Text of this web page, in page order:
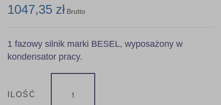
1047,35 zł Brutto
1 fazowy silnik marki BESEL, wyposażony w
kondensator pracy.
ILOŚĆ